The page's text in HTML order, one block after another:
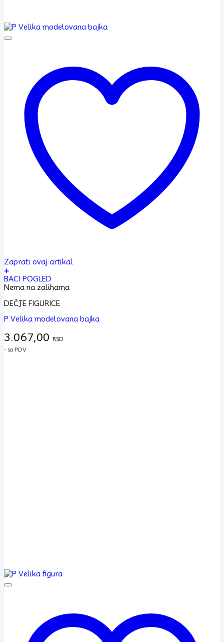
Zaprati ovaj artikal
+
BACI POGLED
Nema na zalihama
DEČJE FIGURICE
P Velika modelovana bajka
3.067,00 RSD
- sa PDV